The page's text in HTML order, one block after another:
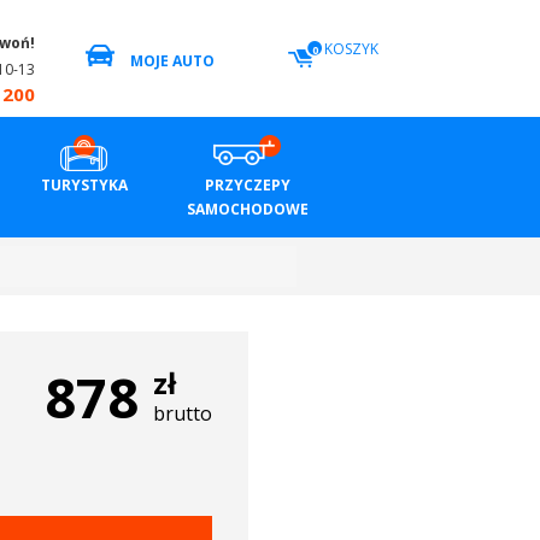
13
MOJE AUTO
0 KOSZYK
TURYSTYKA
PRZYCZEPY
SAMOCHODOWE
878 zł
brutto